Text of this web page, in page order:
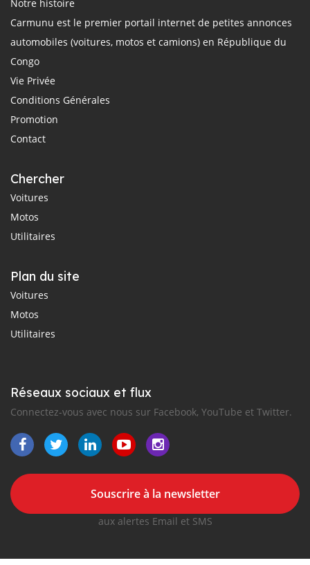
Notre histoire
Carmunu est le premier portail internet de petites annonces
automobiles (voitures, motos et camions) en République du
Congo
Vie Privée
Conditions Générales
Promotion
Contact
Chercher
Voitures
Motos
Utilitaires
Plan du site
Voitures
Motos
Utilitaires
Réseaux sociaux et flux
Connectez-vous avec nous sur Facebook, YouTube et Twitter.
Souscrire à la newsletter
aux alertes Email et SMS